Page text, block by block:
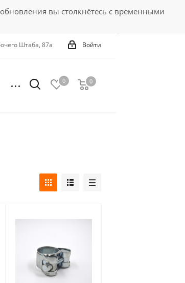
вы столкнётесь с временными
Войти
Штаба, 87а
0 0
0